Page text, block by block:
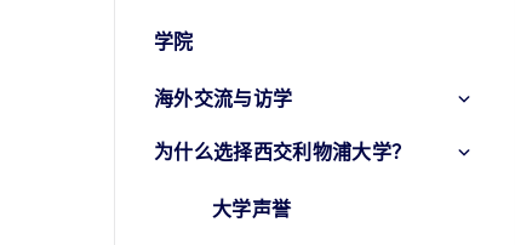
学院
海外交流与访学
为什么选择西交利物浦大学？
大学声誉